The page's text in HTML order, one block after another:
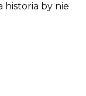
historia by nie